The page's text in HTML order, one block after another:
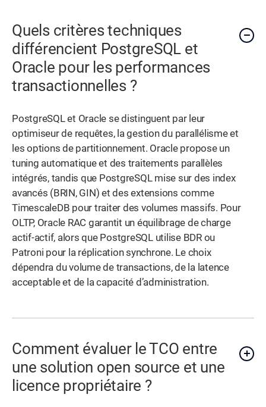
Quels critères techniques
différencient PostgreSQL et
Oracle pour les performances
transactionnelles ?
PostgreSQL et Oracle se distinguent par leur
optimiseur de requêtes, la gestion du parallélisme et
les options de partitionnement. Oracle propose un
tuning automatique et des traitements parallèles
intégrés, tandis que PostgreSQL mise sur des index
avancés (BRIN, GIN) et des extensions comme
TimescaleDB pour traiter des volumes massifs. Pour
OLTP, Oracle RAC garantit un équilibrage de charge
actif-actif, alors que PostgreSQL utilise BDR ou
Patroni pour la réplication synchrone. Le choix
dépendra du volume de transactions, de la latence
acceptable et de la capacité d’administration.
Comment évaluer le TCO entre
une solution open source et une
licence propriétaire ?